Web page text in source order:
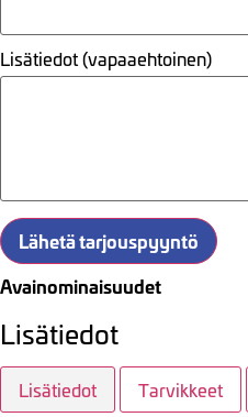
Lisätiedot (vapaaehtoinen)
Lähetä tarjouspyyntö
Avainominaisuudet
Lisätiedot
Lisätiedot Tarvikkeet